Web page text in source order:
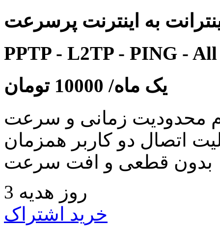
به اینترنت پرسرعت
PPTP - L2TP - PING -
یک ماه/ 10000 تومان
محدودیت زمانی و سرعت
اتصال دو کاربر همزمان
بدون قطعی و افت سرعت
3 روز هدیه
خرید اشتراک